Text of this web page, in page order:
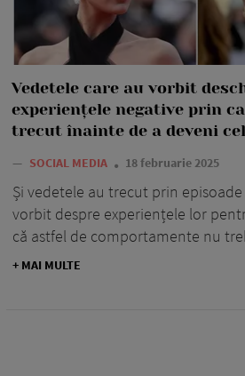
Vedetele care au vorbit
experiențele negative prin
trecut înainte de a deveni
— SOCIAL MEDIA 18 februarie 2025
Și vedetele au trecut prin
vorbit despre experiențele lor
că astfel de comportamente nu
+ MAI MULTE